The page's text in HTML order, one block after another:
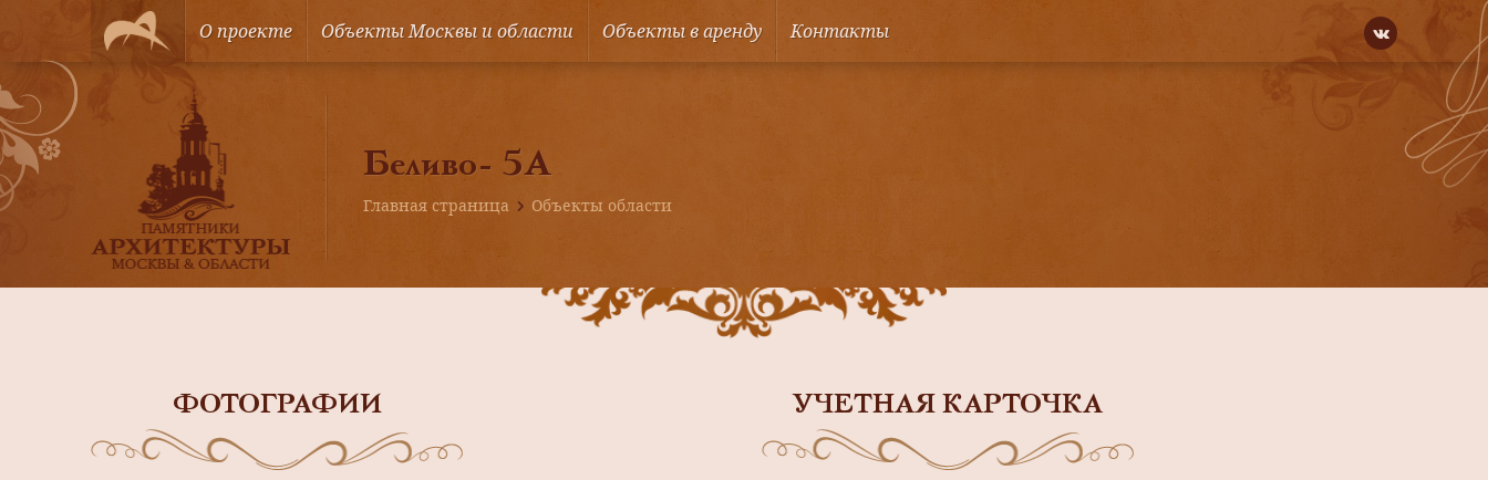
О проекте Объекты Москвы и области Объекты в аренду Контакты
Беливо- 5А
Главная страница Объекты области
ФОТОГРАФИИ УЧЕТНАЯ КАРТОЧКА